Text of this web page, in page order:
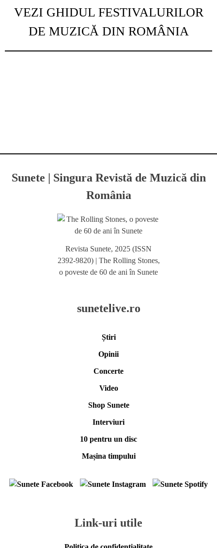
VEZI GHIDUL FESTIVALURILOR
DE MUZICĂ DIN ROMÂNIA
Sunete | Singura Revistă de Muzică din
România
Revista Sunete, 2025 (ISSN
2392-9820) | The Rolling Stones,
o poveste de 60 de ani în Sunete
sunetelive.ro
Știri
Opinii
Concerte
Video
Shop Sunete
Interviuri
10 pentru un disc
Mașina timpului
Link-uri utile